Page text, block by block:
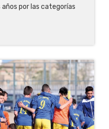
por las categorías